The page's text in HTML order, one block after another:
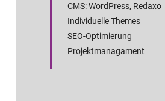
CMS: WordPress, Redaxo
Individuelle Themes
SEO-Optimierung
Projektmanagament